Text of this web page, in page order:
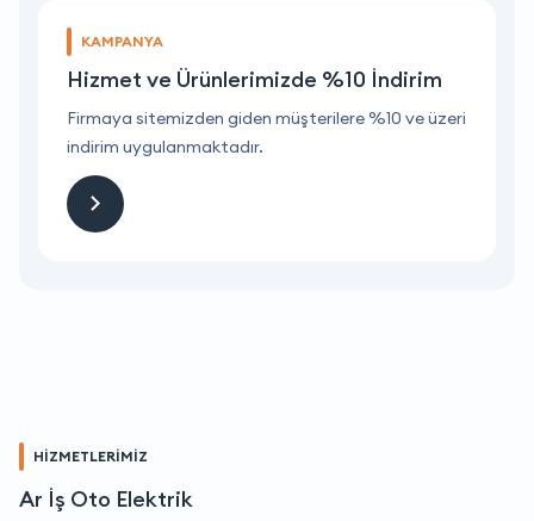
KAMPANYA
Hizmet ve Ürünlerimizde %10 İndirim
Firmaya sitemizden giden müşterilere %10 ve üzeri
indirim uygulanmaktadır.
HİZMETLERİMİZ
Ar İş Oto Elektrik